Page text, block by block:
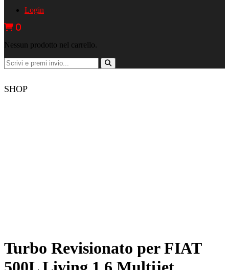
Login
0
Nessun prodotto nel carrello.
SHOP
Turbo Revisionato per FIAT